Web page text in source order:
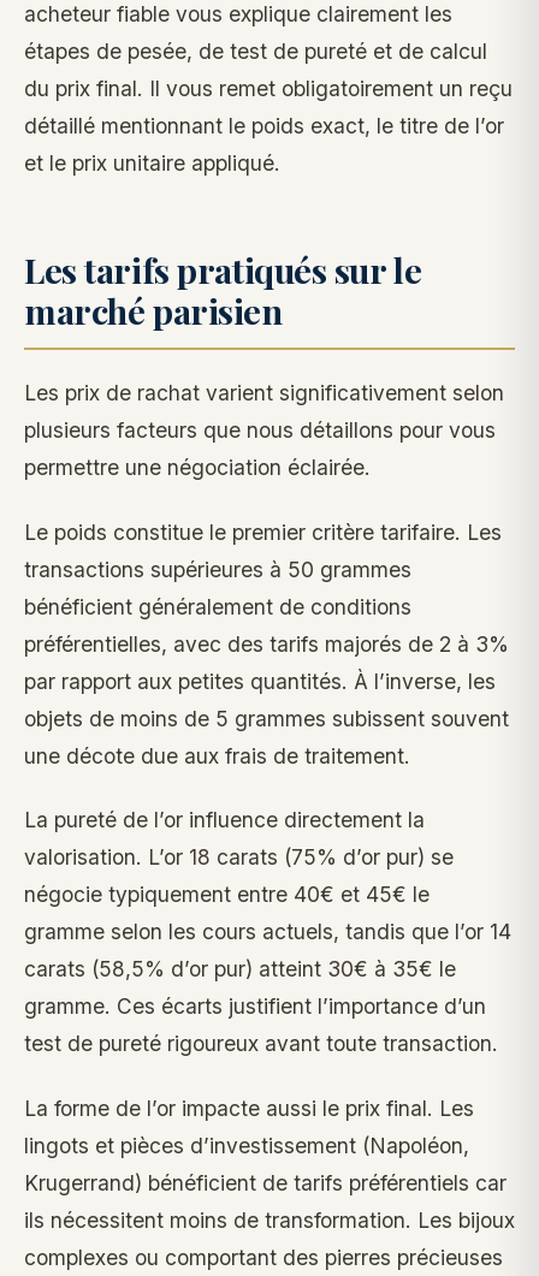
acheteur fiable vous explique clairement les
étapes de pesée, de test de pureté et de calcul
du prix final. Il vous remet obligatoirement un reçu
détaillé mentionnant le poids exact, le titre de l’or
et le prix unitaire appliqué.
Les tarifs pratiqués sur le
marché parisien
Les prix de rachat varient significativement selon
plusieurs facteurs que nous détaillons pour vous
permettre une négociation éclairée.
Le poids constitue le premier critère tarifaire. Les
transactions supérieures à 50 grammes
bénéficient généralement de conditions
préférentielles, avec des tarifs majorés de 2 à 3%
par rapport aux petites quantités. À l’inverse, les
objets de moins de 5 grammes subissent souvent
une décote due aux frais de traitement.
La pureté de l’or influence directement la
valorisation. L’or 18 carats (75% d’or pur) se
négocie typiquement entre 40€ et 45€ le
gramme selon les cours actuels, tandis que l’or 14
carats (58,5% d’or pur) atteint 30€ à 35€ le
gramme. Ces écarts justifient l’importance d’un
test de pureté rigoureux avant toute transaction.
La forme de l’or impacte aussi le prix final. Les
lingots et pièces d’investissement (Napoléon,
Krugerrand) bénéficient de tarifs préférentiels car
ils nécessitent moins de transformation. Les bijoux
complexes ou comportant des pierres précieuses